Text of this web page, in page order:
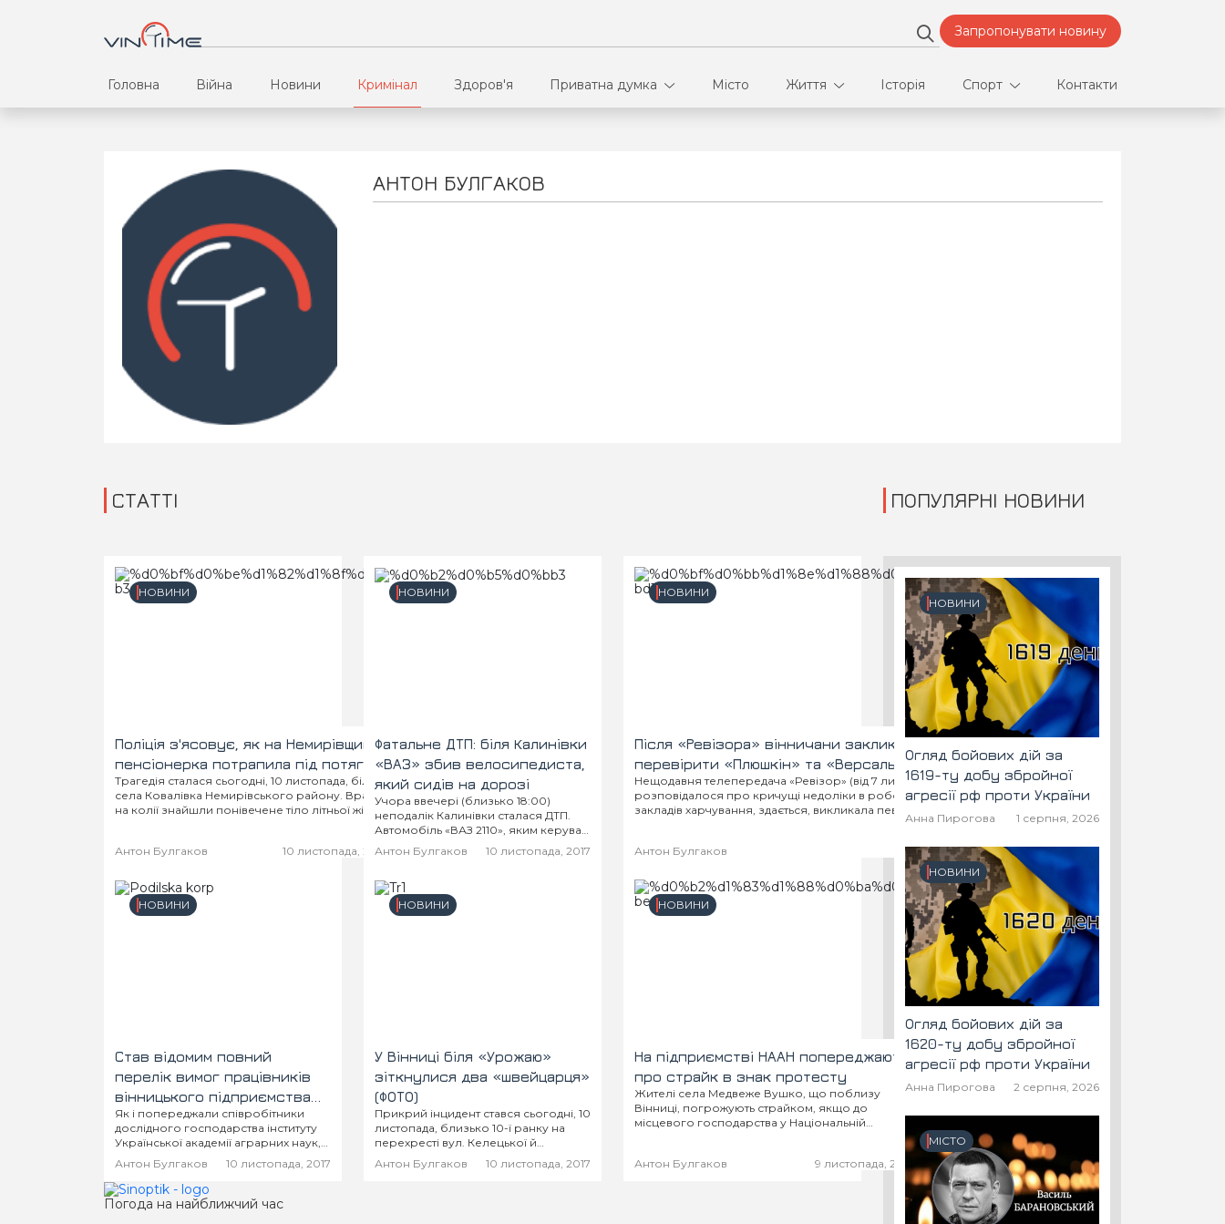
Запропонувати новину
Головна Війна Новини Кримінал Здоров'я Приватна думка Місто Життя Історія Спорт Контакти
АНТОН БУЛГАКОВ
СТАТТІ
НОВИНИ
Поліція з'ясовує, як на Немирівщині
пенсіонерка потрапила під потяг
Трагедія сталася сьогодні, 10 листопада, біля
села Ковалівка Немирівського району. Вранці
на колії знайшли понівечене тіло літньої жінки.
Антон Булгаков 10 листопада, 2017
НОВИНИ
Фатальне ДТП: біля Калинівки
«ВАЗ» збив велосипедиста,
який сидів на дорозі
Учора ввечері (близько 18:00)
неподалік Калинівки сталася ДТП.
Автомобіль «ВАЗ 2110», яким керував
29-річний вінничанин, наїхав на
велосипедиста. Водій згаданого
потерпілий сидів на дорозі, а
велосипед знаходився...
Антон Булгаков 10 листопада, 2017
НОВИНИ
Після «Ревізора» вінничани закликають владу
перевірити «Плюшкін» та «Версаль»
Нещодавня телепередача «Ревізор» (від 7 листопада), у якій
розповідалося про кричущі недоліки в роботі кількох вінницьких
закладів харчування, здається, викликала певне невдоволення у
Антон Булгаков
10 листопада, 2017
НОВИНИ
Став відомим повний
перелік вимог працівників
вінницького підприємства
НААН
Як і попереджали співробітники
дослідного господарства інституту
Української академії аграрних наук,
що розташоване у селі Медвеже
Вушко, с 8.00 біля 60 людей
зібралося на мирний протест проти
призначення нового керівника....
Антон Булгаков 10 листопада, 2017
НОВИНИ
У Вінниці біля «Урожаю»
зіткнулися два «швейцарця»
(ФОТО)
Прикрий інцидент стався сьогодні, 10
листопада, близько 10-ї ранку на
перехресті вул. Келецької й
Пирогова. Так трапилося, що не
«розминулися» два швейцарських
Антон Булгаков 10 листопада, 2017
НОВИНИ
На підприємстві НААН попереджають
про страйк в знак протесту
Жителі села Медвеже Вушко, що поблизу
Вінниці, погрожують страйком, якщо до
місцевого господарства у Національній
кримінальна справа проти відстороненого
Антон Булгаков 9 листопада, 2017
Погода на найближчий час
ПОПУЛЯРНІ НОВИНИ
НОВИНИ
Огляд бойових дій за
1619-ту добу збройної
агресії рф проти України
Анна Пирогова 1 серпня, 2026
НОВИНИ
Огляд бойових дій за
1620-ту добу збройної
агресії рф проти України
Анна Пирогова 2 серпня, 2026
МІСТО